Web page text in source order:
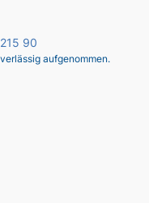
90
aufgenommen.